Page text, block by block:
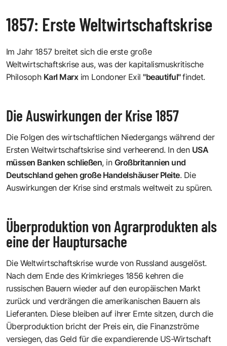
1857: Erste Weltwirtschaftskrise
Im Jahr 1857 breitet sich die erste große
Weltwirtschaftskrise aus, was der kapitalismuskritische
Philosoph Karl Marxim Londoner Exil "beautiful"findet.
Die Auswirkungen der Krise 1857
Die Folgen des wirtschaftlichen Niedergangs während der
Ersten Weltwirtschaftskrise sind verheerend. In den USA
müssen Banken schließen, in Großbritannien und
Deutschland gehen große Handelshäuser Pleite. Die
Auswirkungen der Krise sind erstmals weltweit zu spüren.
Überproduktion von Agrarprodukten als
eine der Hauptursache
Die Weltwirtschaftskrise wurde von Russland ausgelöst.
Nach dem Ende des Krimkrieges 1856 kehren die
russischen Bauern wieder auf den europäischen Markt
zurück und verdrängen die amerikanischen Bauern als
Lieferanten. Diese bleiben auf ihrer Ernte sitzen, durch die
Überproduktion bricht der Preis ein, die Finanzströme
versiegen, das Geld für die expandierende US-Wirtschaft